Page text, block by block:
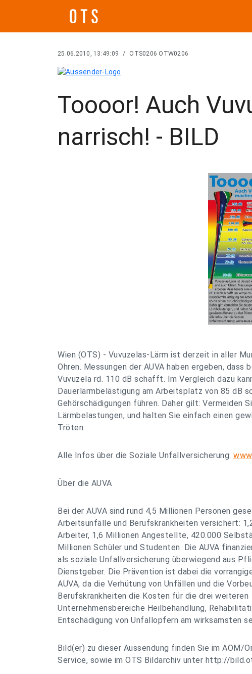
25.06.2010, 13:49:09 / OTS0206 OTW0206
Toooor! Auch
narrisch! - BILD
Wien (OTS) - Vuvuzelas-Lärm ist derzeit in aller
Ohren. Messungen der AUVA haben ergeben, dass
Vuvuzela rd. 110 dB schafft. Im Vergleich dazu
Dauerlärmbelästigung am Arbeitsplatz von 85 dB
Gehörschädigungen führen. Daher gilt: Vermeiden
Lärmbelastungen, und halten Sie einfach einen
Tröten.
Alle Infos über die Soziale Unfallversicherung:
Über die AUVA
Bei der AUVA sind rund 4,5 Millionen Personen
Arbeitsunfälle und Berufskrankheiten versichert:
Arbeiter, 1,6 Millionen Angestellte, 420.000
Millionen Schüler und Studenten. Die AUVA
als soziale Unfallversicherung überwiegend aus
Dienstgeber. Die Prävention ist dabei die
AUVA, da die Verhütung von Unfällen und die
Berufskrankheiten die Kosten für die drei weiteren
Unternehmensbereiche Heilbehandlung,
Entschädigung von Unfallopfern am wirksamsten
Bild(er) zu dieser Aussendung finden Sie im AOM/
Service, sowie im OTS Bildarchiv unter http://